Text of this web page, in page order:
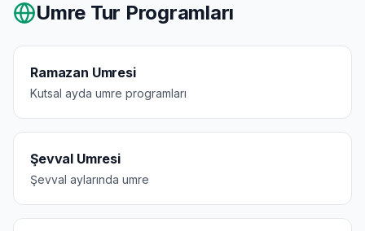
Umre Tur Programları
Ramazan Umresi
Kutsal ayda umre programları
Şevval Umresi
Şevval aylarında umre